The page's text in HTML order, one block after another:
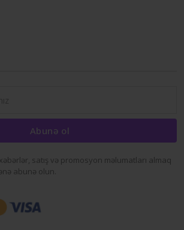
Abunə ol
satış və promosyon məlumatları almaq
abunə olun.